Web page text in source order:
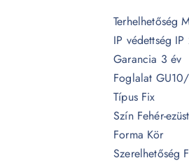
Terhelhetőség
IP védettség
Garancia 3 év
Foglalat
Típus Fix
Szín Fehér-ezüst
Forma Kör
Szerelhetőség